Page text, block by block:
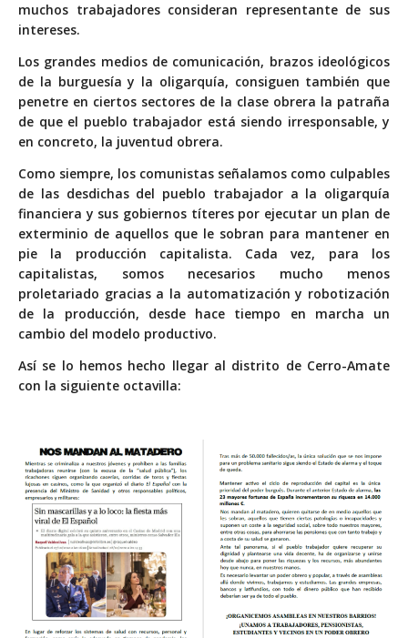
muchos trabajadores consideran representante de sus
intereses.
Los grandes medios de comunicación, brazos ideológicos
de la burguesía y la oligarquía, consiguen también que
penetre en ciertos sectores de la clase obrera la patraña
de que el pueblo trabajador está siendo irresponsable, y
en concreto, la juventud obrera.
Como siempre, los comunistas señalamos como culpables
de las desdichas del pueblo trabajador a la oligarquía
financiera y sus gobiernos títeres por ejecutar un plan de
exterminio de aquellos que le sobran para mantener en
pie la producción capitalista. Cada vez, para los
capitalistas, somos necesarios mucho menos
proletariado gracias a la automatización y robotización
de la producción, desde hace tiempo en marcha un
cambio del modelo productivo.
Así se lo hemos hecho llegar al distrito de Cerro-Amate
con la siguiente octavilla: